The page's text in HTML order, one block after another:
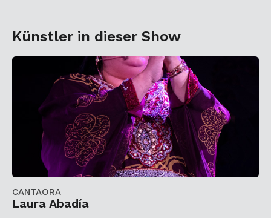
Künstler in dieser Show
CANTAORA
Laura Abadía